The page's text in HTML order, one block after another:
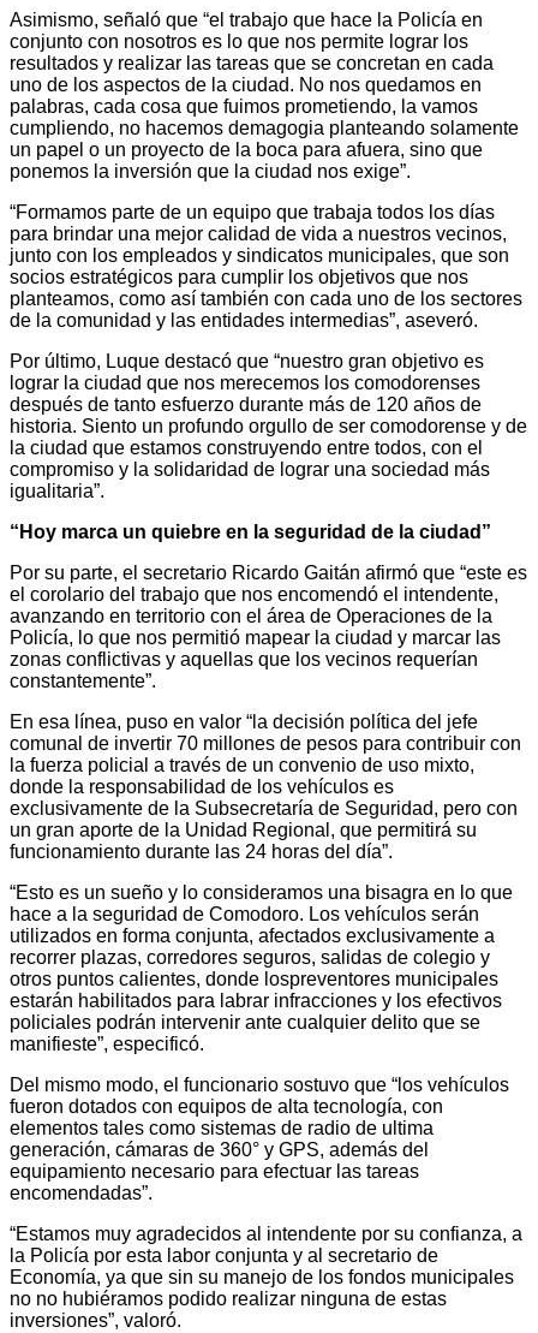
Asimismo, señaló que “el trabajo que hace la Policía en
conjunto con nosotros es lo que nos permite lograr los
resultados y realizar las tareas que se concretan en cada
uno de los aspectos de la ciudad. No nos quedamos en
palabras, cada cosa que fuimos prometiendo, la vamos
cumpliendo, no hacemos demagogia planteando solamente
un papel o un proyecto de la boca para afuera, sino que
ponemos la inversión que la ciudad nos exige”.
“Formamos parte de un equipo que trabaja todos los días
para brindar una mejor calidad de vida a nuestros vecinos,
junto con los empleados y sindicatos municipales, que son
socios estratégicos para cumplir los objetivos que nos
planteamos, como así también con cada uno de los sectores
de la comunidad y las entidades intermedias”, aseveró.
Por último, Luque destacó que “nuestro gran objetivo es
lograr la ciudad que nos merecemos los comodorenses
después de tanto esfuerzo durante más de 120 años de
historia. Siento un profundo orgullo de ser comodorense y de
la ciudad que estamos construyendo entre todos, con el
compromiso y la solidaridad de lograr una sociedad más
igualitaria”.
“Hoy marca un quiebre en la seguridad de la ciudad”
Por su parte, el secretario Ricardo Gaitán afirmó que “este es
el corolario del trabajo que nos encomendó el intendente,
avanzando en territorio con el área de Operaciones de la
Policía, lo que nos permitió mapear la ciudad y marcar las
zonas conflictivas y aquellas que los vecinos requerían
constantemente”.
En esa línea, puso en valor “la decisión política del jefe
comunal de invertir 70 millones de pesos para contribuir con
la fuerza policial a través de un convenio de uso mixto,
donde la responsabilidad de los vehículos es
exclusivamente de la Subsecretaría de Seguridad, pero con
un gran aporte de la Unidad Regional, que permitirá su
funcionamiento durante las 24 horas del día”.
“Esto es un sueño y lo consideramos una bisagra en lo que
hace a la seguridad de Comodoro. Los vehículos serán
utilizados en forma conjunta, afectados exclusivamente a
recorrer plazas, corredores seguros, salidas de colegio y
otros puntos calientes, donde lospreventores municipales
estarán habilitados para labrar infracciones y los efectivos
policiales podrán intervenir ante cualquier delito que se
manifieste”, especificó.
Del mismo modo, el funcionario sostuvo que “los vehículos
fueron dotados con equipos de alta tecnología, con
elementos tales como sistemas de radio de ultima
generación, cámaras de 360° y GPS, además del
equipamiento necesario para efectuar las tareas
encomendadas”.
“Estamos muy agradecidos al intendente por su confianza, a
la Policía por esta labor conjunta y al secretario de
Economía, ya que sin su manejo de los fondos municipales
no no hubiéramos podido realizar ninguna de estas
inversiones”, valoró.